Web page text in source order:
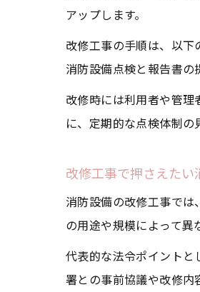
アップします。
改修工事の手順は、以
消防設備点検と報告書の
改修時には利用者や管
に、定期的な点検体制の
改修工事で押さえたい
消防設備の改修工事で
の用途や規模によって異
代表的な法令ポイント
署との事前協議や改修内